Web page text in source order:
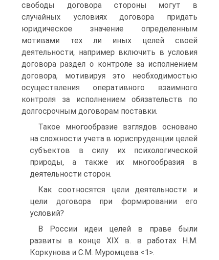
свободы договора стороны могут в
случайных условиях договора придать
юридическое значение определенным
мотивами тех ли иных целей своей
деятельности, например включить в условия
договора раздел о контроле за исполнением
договора, мотивируя это необходимостью
осуществления оперативного взаимного
контроля за исполнением обязательств по
долгосрочным договорам поставки.
Такое многообразие взглядов основано
на сложности учета в юриспруденции целей
субъектов в силу их психологической
природы, а также их многообразия в
деятельности сторон.
Как соотносятся цели деятельности и
цели договора при формировании его
условий?
В России идеи целей в праве были
развиты в конце XIX в. в работах Н.М.
Коркунова и С.М. Муромцева <1>.